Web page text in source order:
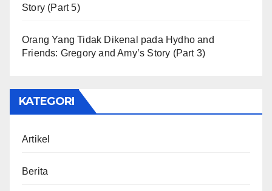
Story (Part 5)
Orang Yang Tidak Dikenal pada Hydho and
Friends: Gregory and Amy’s Story (Part 3)
KATEGORI
Artikel
Berita